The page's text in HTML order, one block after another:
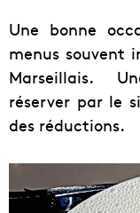
Une bonne
menus souvent
Marseillais.
réserver par le
des réductions.